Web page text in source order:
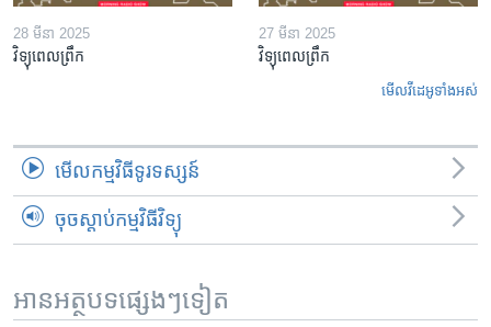
28 មីនា 2025
វិទ្យុពេលព្រឹក
27 មីនា 2025
វិទ្យុពេលព្រឹក
មើល​វីដេអូ​ទាំង​អស់
មើល​កម្មវិធី​ទូរទស្សន៍
ចុចស្តាប់កម្មវិធីវិទ្យុ
អានអត្ថបទផ្សេងៗទៀត